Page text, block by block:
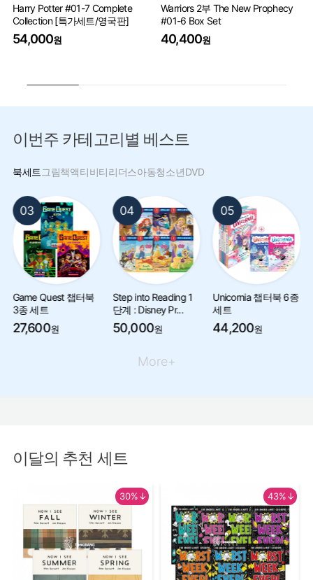
Harry Potter #01-7 Complete
Collection [특가세트/영국판]
54,000원
Warriors 2부 The New Prophecy
#01-6 Box Set
40,400원
이번주 카테고리별 베스트
북세트 그림책액티비티리더스아동청소년DVD
03
Game Quest 챕터북
3종 세트
27,600원
04
Step into Reading 1
단계 : Disney Pr...
50,000원
05
Unicornia 챕터북 6종
세트
44,200원
More+
이달의 추천 세트
30%↓ 43%↓